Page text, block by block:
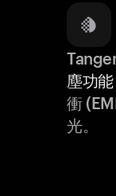
塵功能
衝
光。